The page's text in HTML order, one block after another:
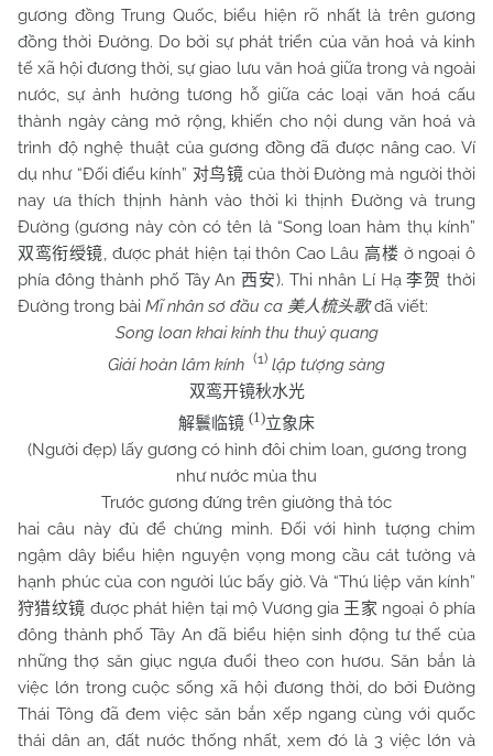
gương đồng Trung Quốc, biểu hiện rõ nhất là trên gương
đồng thời Đường. Do bởi sự phát triển của văn hoá và kinh
tế xã hội đương thời, sự giao lưu văn hoá giữa trong và ngoài
nước, sự ảnh hưởng tương hỗ giữa các loại văn hoá cấu
thành ngày càng mở rộng, khiến cho nội dung văn hoá và
trình độ nghệ thuật của gương đồng đã được nâng cao. Ví
dụ như “Đối điểu kính” 对鸟镜của thời Đường mà người thời
nay ưa thích thịnh hành vào thời kì thịnh Đường và trung
Đường (gương này còn có tên là “Song loan hàm thụ kính”
双鸾衔绶镜, được phát hiện tại thôn Cao Lâu 高楼 ở ngoại ô
phía đông thành phố Tây An西安). Thi nhân Lí Hạ李贺 thời
Đường trong bài Mĩ nhân sơ đầu ca 美人梳头歌đã viết:
Song loan khai kính thu thuỷ quang
Giải hoàn lâm kính (1) lập tượng sàng
双鸾开镜秋水光
解鬟临镜 (1)立象床
(Người đẹp) lấy gương có hình đôi chim loan, gương trong
như nước mùa thu
Trước gương đứng trên giường thả tóc
hai câu này đủ để chứng minh. Đối với hình tượng chim
ngậm dây biểu hiện nguyện vọng mong cầu cát tường và
hạnh phúc của con người lúc bấy giờ. Và “Thú liệp văn kính”
狩猎纹镜 được phát hiện tại mộ Vương gia 王家 ngoại ô phía
đông thành phố Tây An đã biểu hiện sinh động tư thế của
những thợ săn giục ngựa đuổi theo con hươu. Săn bắn là
việc lớn trong cuộc sống xã hội đương thời, do bởi Đường
Thái Tông đã đem việc săn bắn xếp ngang cùng với quốc
thái dân an, đất nước thống nhất, xem đó là 3 việc lớn và